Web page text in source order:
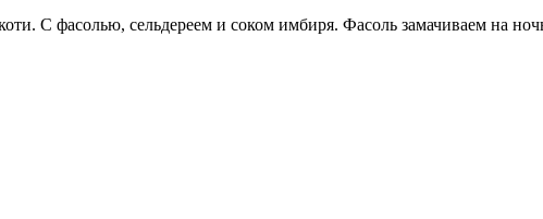
С фасолью, сельдереем и соком имбиря. Фасоль замачиваем на